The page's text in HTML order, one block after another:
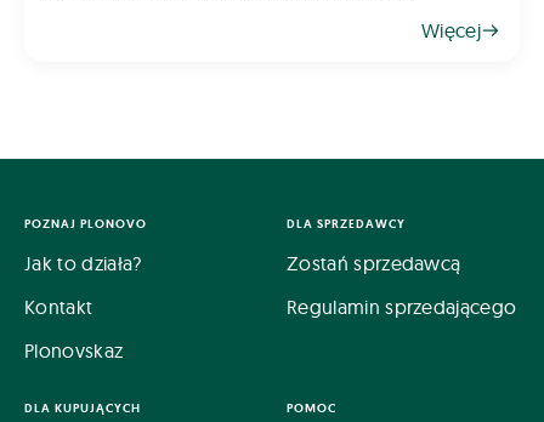
jako świetnego przedplonu. Aby jednak rzepak
Więcej
POZNAJ PLONOVO
Jak to działa?
Kontakt
Plonovskaz
DLA SPRZEDAWCY
Zostań sprzedawcą
Regulamin sprzedającego
DLA KUPUJĄCYCH POMOC